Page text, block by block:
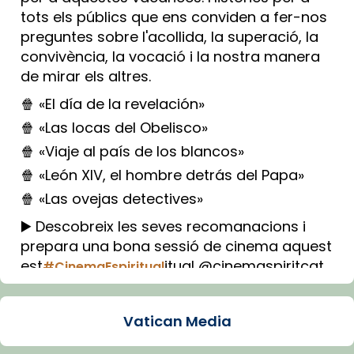
tots els públics que ens conviden a fer-nos
preguntes sobre l'acollida, la superació, la
convivència, la vocació i la nostra manera
de mirar els altres.
🍿 «El día de la revelación»
🍿 «Las locas del Obelisco»
🍿 «Viaje al país de los blancos»
🍿 «León XIV, el hombre detrás del Papa»
🍿 «Las ovejas detectives»
▶️ Descobreix les seves recomanacions i
prepara una bona sessió de cinema aquest
est#CinemaEspiritualitual @cinemaspiritcat
Imatge: Generada amb IA (OpenAI)
Vatican Media